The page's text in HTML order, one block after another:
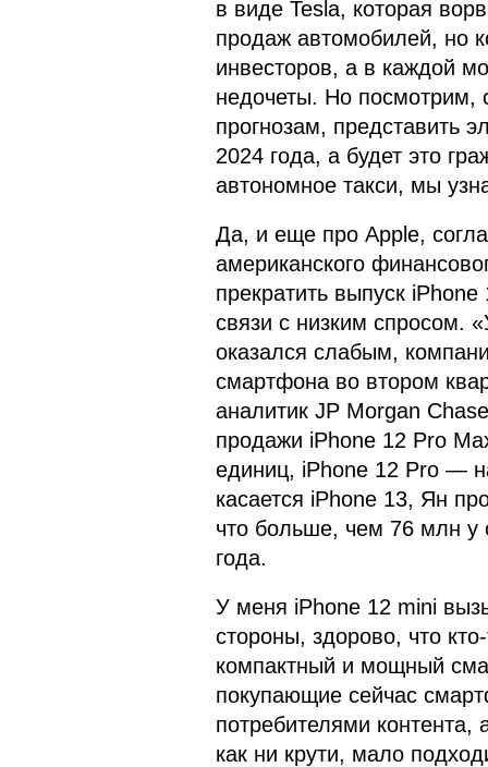
в виде Tesla, которая
продаж автомобилей, но
инвесторов, а в каждой
недочеты. Но посмотрим,
прогнозам, представить
2024 года, а будет это
автономное такси, мы
Да, и еще про Apple,
американского
прекратить выпуск
связи с низким спросом.
оказался слабым,
смартфона во втором
аналитик JP Morgan
продажи iPhone 12 Pro
единиц, iPhone 12 Pro —
касается iPhone 13, Ян
что больше, чем 76 млн у
года.
У меня iPhone 12 mini
стороны, здорово, что
компактный и мощный
покупающие сейчас
потребителями
как ни крути, мало